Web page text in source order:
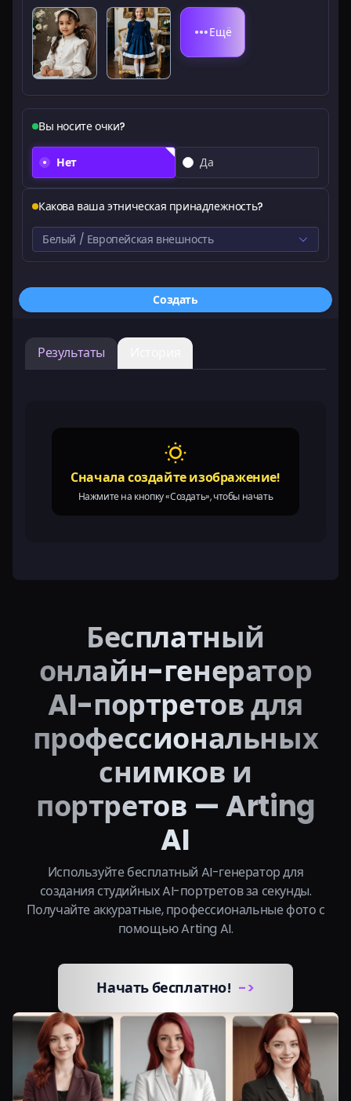
Тарифы
Войти
Ещё
Вы носите очки?
Нет Да
Какова ваша этническая принадлежность?
Белый / Европейская внешность
Создать
Результаты
Сначала создайте изображение!
Нажмите на кнопку «Создать», чтобы начать
Бесплатный
онлайн-генератор
AI-портретов для
профессиональных
снимков и
портретов — Arting
AI
Используйте бесплатный AI-генератор для
создания студийных AI-портретов за секунды.
Получайте аккуратные, профессиональные фото с
помощью Arting AI.
Начать бесплатно! ->